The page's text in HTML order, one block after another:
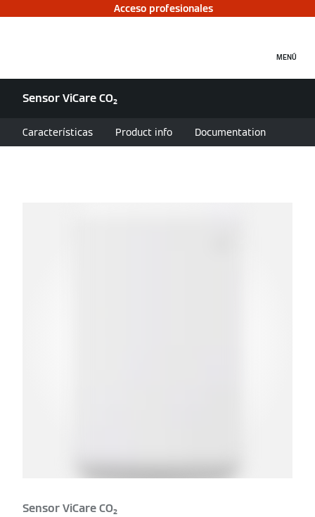
Acceso profesionales
MENÚ
Sensor ViCare CO₂
Características Product info Documentation
Sensor ViCare CO₂